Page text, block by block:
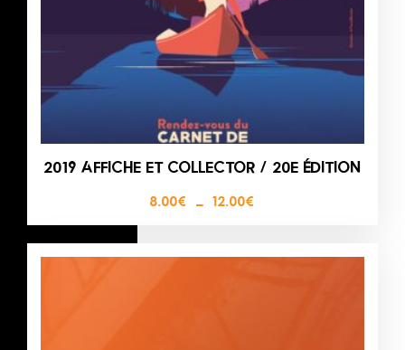
2019 AFFICHE ET COLLECTOR / 20E ÉDITION
8.00€ – 12.00€